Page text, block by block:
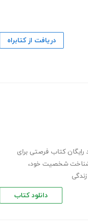
دریافت از کتابراه
رایگان کتاب فرصتی برای
شخصیت خود،
دانلود کتاب